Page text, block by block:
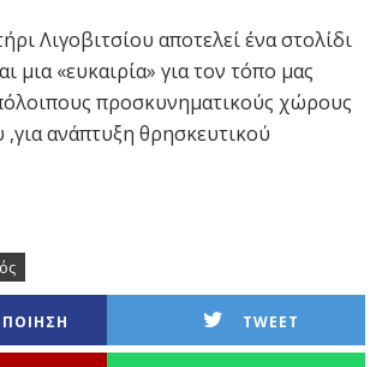
Λιγοβιτσίου αποτελεί ένα στολίδι
μια «ευκαιρία» για τον τόπο μας
προσκυνηματικούς χώρους
ανάπτυξη θρησκευτικού
TWEET